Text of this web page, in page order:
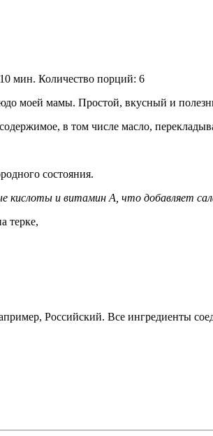
мин. Количество порций: 6
моей мамы. Простой, вкусный и
в том числе масло,
состояния.
кислоты и витамин А, что добавляет
терке,
Российский. Все ингредиенты